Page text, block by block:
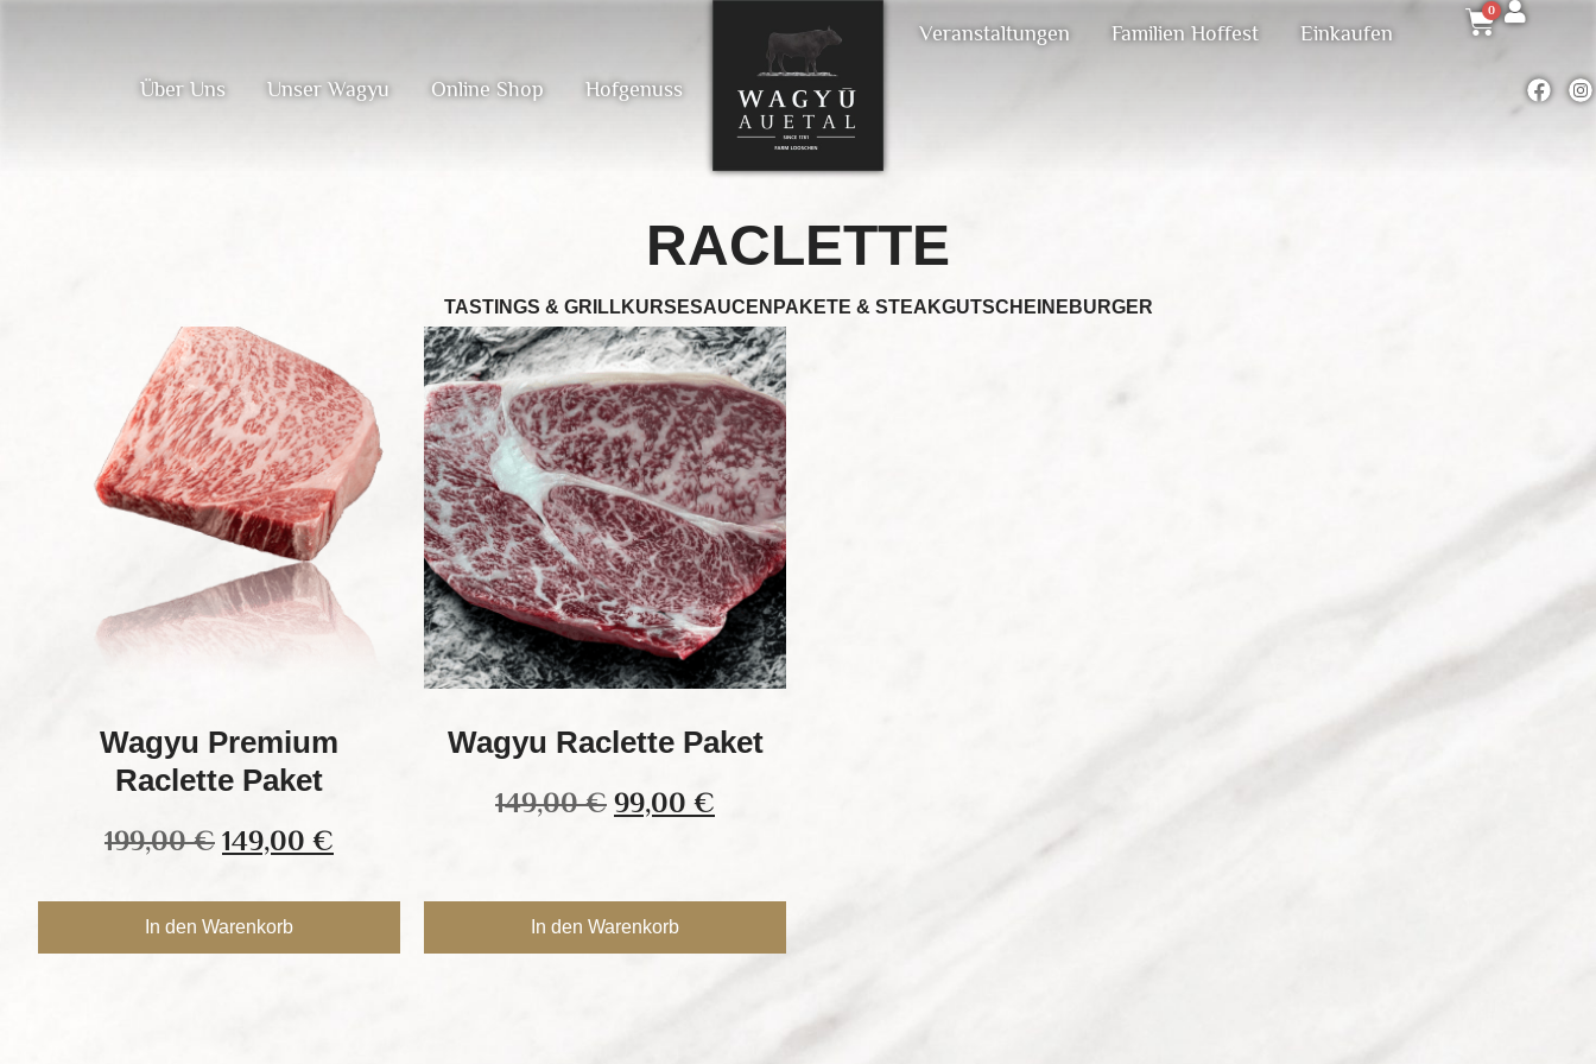
Über Uns Unser Wagyu Online Shop Hofgenuss
Veranstaltungen Familien Hoffest Einkaufen
0
RACLETTE
TASTINGS & GRILLKURSESAUCEN PAKETE & STEAKGUTSCHEINE BURGER
Wagyu Premium
Raclette Paket
199,00€ 149,00 €
In den Warenkorb
Wagyu Raclette Paket
149,00€ 99,00 €
In den Warenkorb